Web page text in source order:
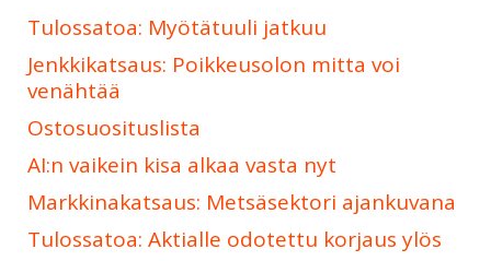
Tulossatoa: Myötätuuli jatkuu
Jenkkikatsaus: Poikkeusolon mitta voi
venähtää
Ostosuosituslista
AI:n vaikein kisa alkaa vasta nyt
Markkinakatsaus: Metsäsektori ajankuvana
Tulossatoa: Aktialle odotettu korjaus ylös